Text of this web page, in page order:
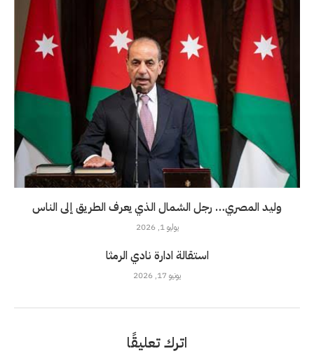
وليد المصري… رجل الشمال الذي يعرف الطريق إلى الناس
يوليو 1, 2026
استقالة ادارة نادي الرمثا
يونيو 17, 2026
اترك تعليقًا